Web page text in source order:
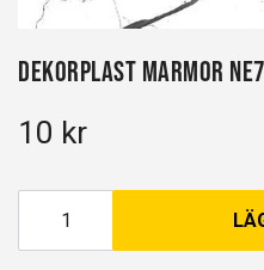
Dekorplast Marmor
10 kr